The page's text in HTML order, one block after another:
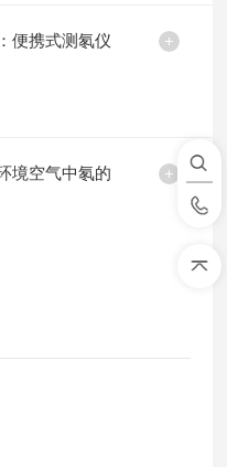
便携式测氡仪
境空气中氡的